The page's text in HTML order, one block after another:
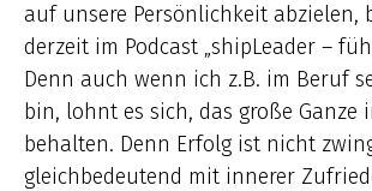
auf unsere Persönlichkeit abzielen,
derzeit im Podcast „shipLeader –
Denn auch wenn ich z.B. im Beruf
bin, lohnt es sich, das große Ganze
behalten. Denn Erfolg ist nicht
gleichbedeutend mit innerer